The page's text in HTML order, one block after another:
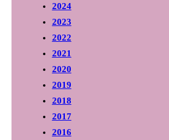
2024
2023
2022
2021
2020
2019
2018
2017
2016